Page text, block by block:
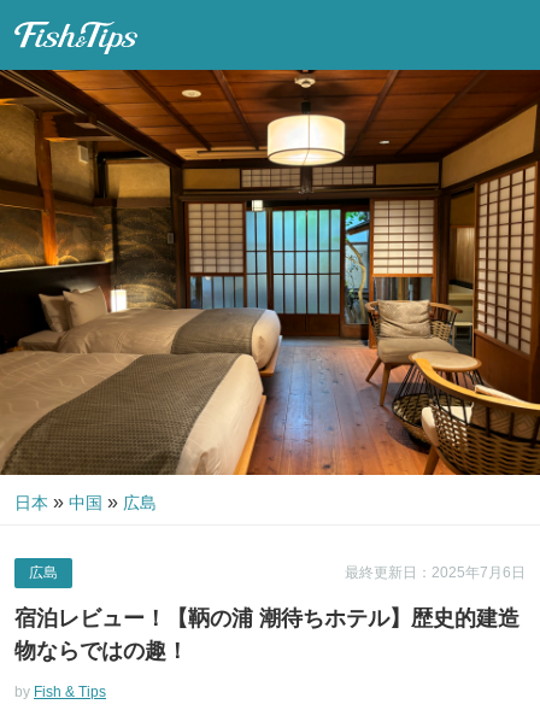
日本 » 中国 » 広島
最終更新日：2025年7月6日
広島
宿泊レビュー！【鞆の浦 潮待ちホテル】歴史的建造
物ならではの趣！
by Fish & Tips